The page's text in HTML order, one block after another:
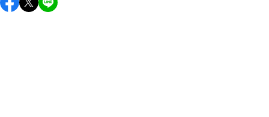
すすめします。